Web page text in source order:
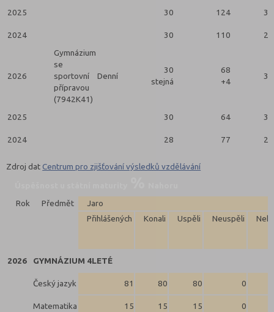
2025 30 124 30
2024 30 110 28
2026
Gymnázium
se
sportovní
přípravou
(7942K41)
Denní
30
stejná
68
+4
30
2025 30 64 30
2024 28 77 28
Zdroj datCentrum pro zjišťování výsledků vzdělávání
Rok
Předmět
Jaro
Přihlášených
Konali Uspěli Neuspěli
2026 GYMNÁZIUM 4LETÉ
Český jazyk 81 80 80 0
Matematika 15 15 15 0